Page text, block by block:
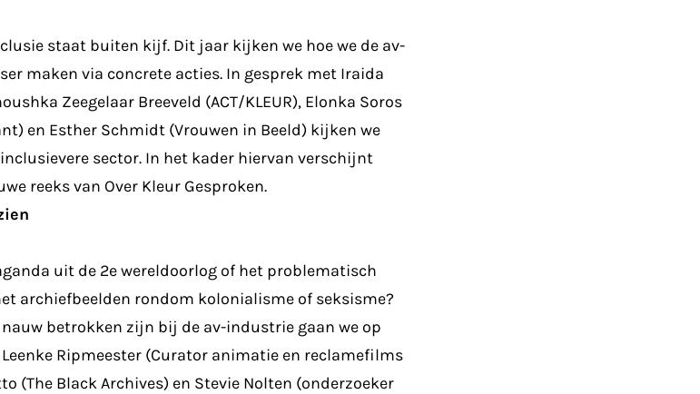
staat buiten kijf. Dit jaar kijken we hoe we de av-
maken via concrete acties. In gesprek met Iraida
Zeegelaar Breeveld (ACT/KLEUR), Elonka Soros
en Esther Schmidt (Vrouwen in Beeld) kijken we
sector. In het kader hiervan verschijnt
reeks van Over Kleur Gesproken.
uit de 2e wereldoorlog of het problematisch
archiefbeelden rondom kolonialisme of seksisme?
betrokken zijn bij de av-industrie gaan we op
Ripmeester (Curator animatie en reclamefilms
(The Black Archives) en Stevie Nolten (onderzoeker